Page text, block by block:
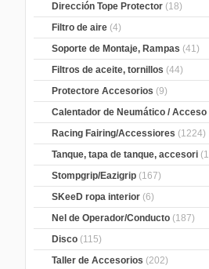
Dirección Tope Protector (18)
Filtro de aire (4)
Soporte de Montaje, Rampas (41)
Filtros de aceite, tornillos (44)
Protectore Accesorios (9)
Calentador de Neumático / Acceso
Racing Fairing/Accessiores (1224)
Tanque, tapa de tanque, accesori
Stompgrip/Eazigrip (167)
SKeeD ropa interior (6)
Nel de Operador/Conducto (187)
Disco (115)
Taller de Accesorios (202)